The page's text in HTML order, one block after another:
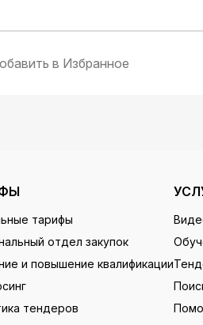
в Избранное
тарифы
отдел закупок
и повышение квалификации
тендеров